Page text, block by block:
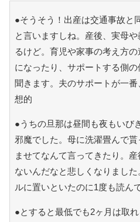
●そうそう！出産は交通事故と
と言いますしね。産後、実母
るけど。育児や家事の考え方
になったり、サポートする側
聞きます。夫のサポートが一
想的
●うちの旦那は昼間も夜もいび
邪魔でした。母に洗濯畳んで
ませてなんて言ってきたり。
ないんだなと悲しくなりまし
ルに置いといたのに1度も読ん
●とすると最低でも2ヶ月は取